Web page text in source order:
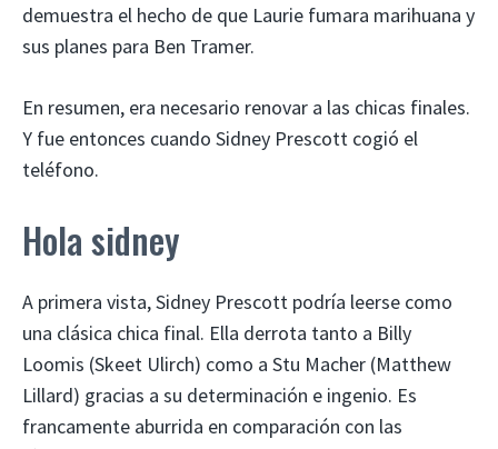
demuestra el hecho de que Laurie fumara marihuana y
sus planes para Ben Tramer.
En resumen, era necesario renovar a las chicas finales.
Y fue entonces cuando Sidney Prescott cogió el
teléfono.
Hola sidney
A primera vista, Sidney Prescott podría leerse como
una clásica chica final. Ella derrota tanto a Billy
Loomis (Skeet Ulirch) como a Stu Macher (Matthew
Lillard) gracias a su determinación e ingenio. Es
francamente aburrida en comparación con las